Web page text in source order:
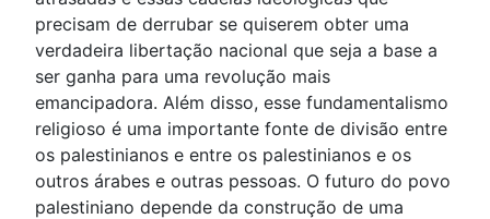
precisam de derrubar se quiserem obter uma
verdadeira libertação nacional que seja a base a
ser ganha para uma revolução mais
emancipadora. Além disso, esse fundamentalismo
religioso é uma importante fonte de divisão entre
os palestinianos e entre os palestinianos e os
outros árabes e outras pessoas. O futuro do povo
palestiniano depende da construção de uma